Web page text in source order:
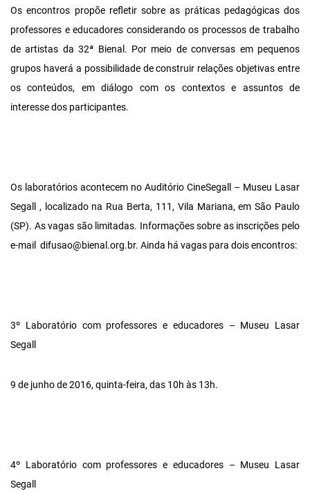
Os encontros propõe refletir sobre as práticas pedagógicas dos
professores e educadores considerando os processos de trabalho
de artistas da 32ª Bienal. Por meio de conversas em pequenos
grupos haverá a possibilidade de construir relações objetivas entre
os conteúdos, em diálogo com os contextos e assuntos de
interesse dos participantes.
Os laboratórios acontecem no Auditório CineSegall – Museu Lasar
Segall , localizado na Rua Berta, 111, Vila Mariana, em São Paulo
(SP). As vagas são limitadas. Informações sobre as inscrições pelo
e-mail difusao@bienal.org.br. Ainda há vagas para dois encontros:
3º Laboratório com professores e educadores – Museu Lasar
Segall
9 de junho de 2016, quinta-feira, das 10h às 13h.
4º Laboratório com professores e educadores – Museu Lasar
Segall